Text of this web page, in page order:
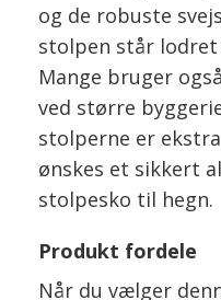
og de robuste
stolpen står
Mange bruger
ved større
stolperne er
ønskes et sikkert
stolpesko til hegn.
Produkt fordele
Når du vælger